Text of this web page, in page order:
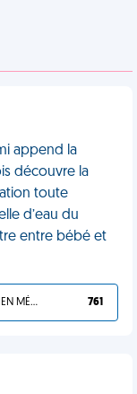
append la
découvre la
toute
d’eau du
entre bébé et
TU L'AS BIEN MÉRITÉ 761